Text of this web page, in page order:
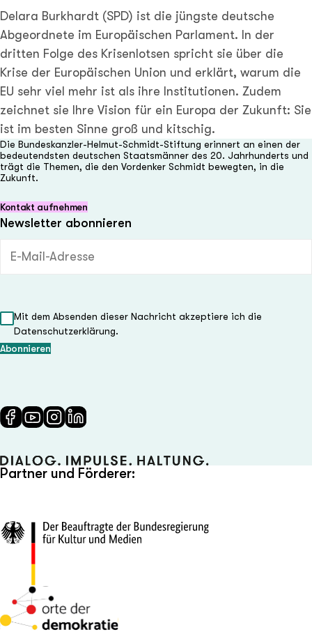
Delara Burkhardt (SPD) ist die jüngste deutsche
Abgeordnete im Europäischen Parlament. In der
dritten Folge des Krisenlotsen spricht sie über die
Krise der Europäischen Union und erklärt, warum die
EU sehr viel mehr ist als ihre Institutionen. Zudem
zeichnet sie Ihre Vision für ein Europa der Zukunft: Sie
ist im besten Sinne groß und kitschig.
Die Bundeskanzler-Helmut-Schmidt-Stiftung erinnert an einen der
bedeutendsten deutschen Staatsmänner des 20. Jahrhunderts und
trägt die Themen, die den Vordenker Schmidt bewegten, in die
Zukunft.
Kontakt aufnehmen
Newsletter abonnieren
Mit dem Absenden dieser Nachricht akzeptiere ich die
Datenschutzerklärung.
Partner und Förderer: